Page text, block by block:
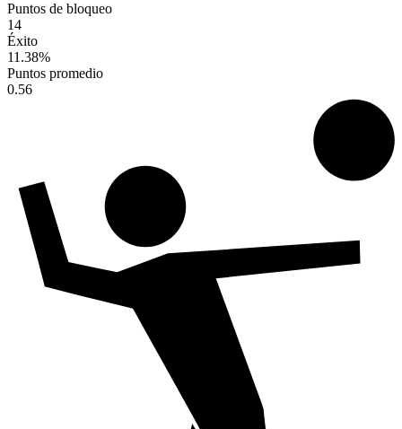
Puntos de bloqueo
14
Éxito
11.38%
Puntos promedio
0.56